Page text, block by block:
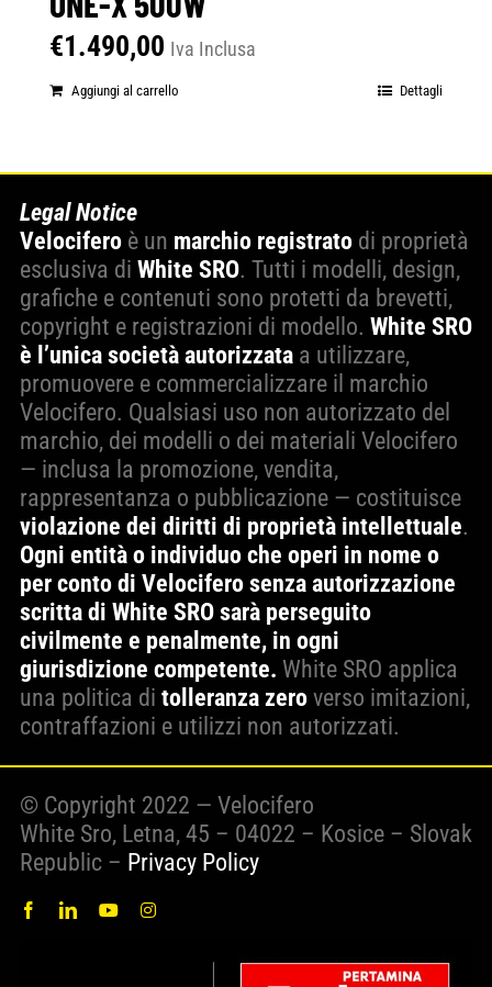
€1.490,00 Iva Inclusa
Aggiungi al carrello Dettagli
Legal Notice
Velocifero è un marchio registrato di proprietà
esclusiva di White SRO. Tutti i modelli, design,
grafiche e contenuti sono protetti da brevetti,
copyright e registrazioni di modello. White SRO
è l’unica società autorizzataa utilizzare,
promuovere e commercializzare il marchio
Velocifero. Qualsiasi uso non autorizzato del
marchio, dei modelli o dei materiali Velocifero
— inclusa la promozione, vendita,
rappresentanza o pubblicazione — costituisce
violazione dei diritti di proprietà intellettuale.
Ogni entità o individuo che operi in nome o
per conto di Velocifero senza autorizzazione
scritta di White SRO sarà perseguito
civilmente e penalmente, in ogni
giurisdizione competente. White SRO applica
una politica di tolleranza zero verso imitazioni,
contraffazioni e utilizzi non autorizzati.
© Copyright 2022 — Velocifero
White Sro, Letna, 45 – 04022 – Kosice – Slovak
Republic – Privacy Policy